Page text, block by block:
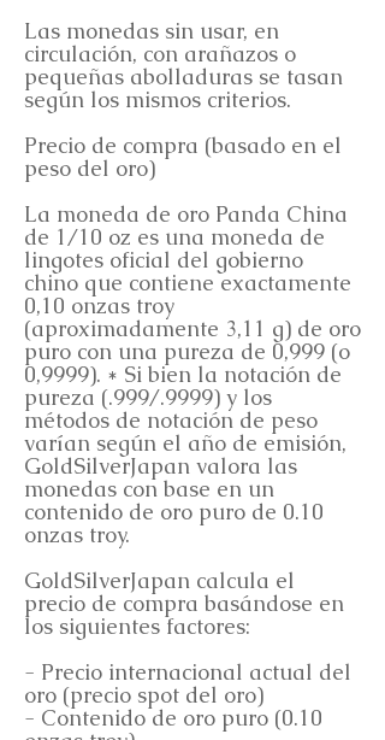
Las monedas sin usar, en
circulación, con arañazos o
pequeñas abolladuras se tasan
según los mismos criterios.
Precio de compra (basado en el
peso del oro)
La moneda de oro Panda China
de 1/10 oz es una moneda de
lingotes oficial del gobierno
chino que contiene exactamente
0,10 onzas troy
(aproximadamente 3,11 g) de oro
puro con una pureza de 0,999 (o
0,9999). * Si bien la notación de
pureza (.999/.9999) y los
métodos de notación de peso
varían según el año de emisión,
GoldSilverJapan valora las
monedas con base en un
contenido de oro puro de 0.10
onzas troy.
GoldSilverJapan calcula el
precio de compra basándose en
los siguientes factores:
- Precio internacional actual del
oro (precio spot del oro)
- Contenido de oro puro (0.10